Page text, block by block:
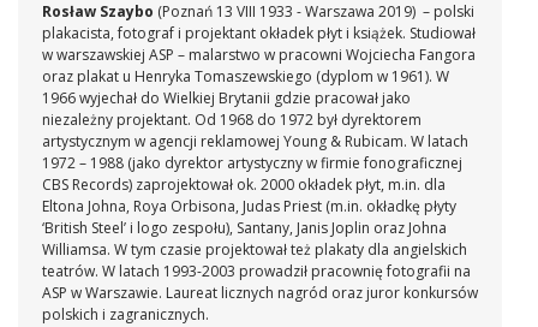
Rosław Szaybo (Poznań 13 VIII 1933 - Warszawa 2019) – polski
plakacista, fotograf i projektant okładek płyt i książek. Studiował
w warszawskiej ASP – malarstwo w pracowni Wojciecha Fangora
oraz plakat u Henryka Tomaszewskiego (dyplom w 1961). W
1966 wyjechał do Wielkiej Brytanii gdzie pracował jako
niezależny projektant. Od 1968 do 1972 był dyrektorem
artystycznym w agencji reklamowej Young & Rubicam. W latach
1972 – 1988 (jako dyrektor artystyczny w firmie fonograficznej
CBS Records) zaprojektował ok. 2000 okładek płyt, m.in. dla
Eltona Johna, Roya Orbisona, Judas Priest (m.in. okładkę płyty
‘British Steel’ i logo zespołu), Santany, Janis Joplin oraz Johna
Williamsa. W tym czasie projektował też plakaty dla angielskich
teatrów. W latach 1993-2003 prowadził pracownię fotografii na
ASP w Warszawie. Laureat licznych nagród oraz juror konkursów
polskich i zagranicznych.